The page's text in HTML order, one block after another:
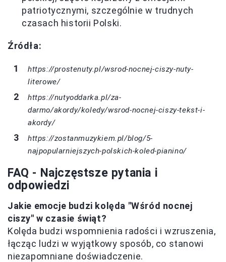
patriotycznymi, szczególnie w trudnych
czasach historii Polski.
Źródła:
https://prostenuty.pl/wsrod-nocnej-ciszy-nuty-
literowe/
https://nutyoddarka.pl/za-
darmo/akordy/koledy/wsrod-nocnej-ciszy-tekst-i-
akordy/
https://zostanmuzykiem.pl/blog/5-
najpopularniejszych-polskich-koled-pianino/
FAQ - Najczęstsze pytania i
odpowiedzi
Jakie emocje budzi kolęda "Wśród nocnej
ciszy" w czasie świąt?
Kolęda budzi wspomnienia radości i wzruszenia,
łącząc ludzi w wyjątkowy sposób, co stanowi
niezapomniane doświadczenie.